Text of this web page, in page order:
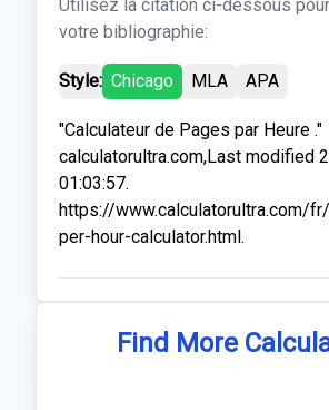
Utilisez la citation ci-dessous pour
votre bibliographie:
Style: Chicago MLA APA
"Calculateur de Pages par Heure ."
calculatorultra.com,Last modified
01:03:57.
https://www.calculatorultra.com/
per-hour-calculator.html.
Find More